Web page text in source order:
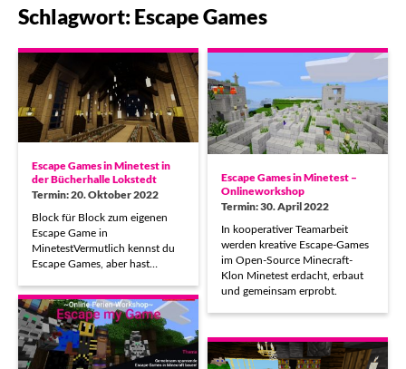
Schlagwort: Escape Games
Escape Games in Minetest in
der Bücherhalle Lokstedt
Termin: 20. Oktober 2022
Block für Block zum eigenen
Escape Game in
MinetestVermutlich kennst du
Escape Games, aber hast…
Escape Games in Minetest –
Onlineworkshop
Termin: 30. April 2022
In kooperativer Teamarbeit
werden kreative Escape-Games
im Open-Source Minecraft-
Klon Minetest erdacht, erbaut
und gemeinsam erprobt.